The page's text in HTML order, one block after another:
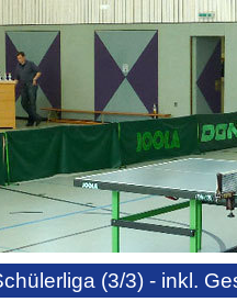
(3/3) - inkl.